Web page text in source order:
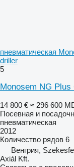
пневматическая
driller
5
Monosem NG
14 800 € ≈ 296 600
Посевная и
пневматическая
2012
Количество рядов 6
Венгрия,
Axiál Kft.